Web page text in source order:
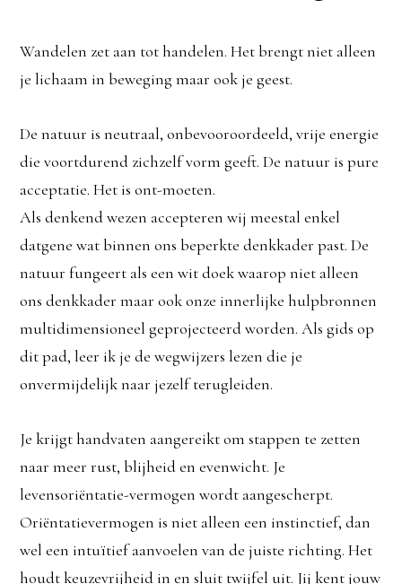
Wandelen zet aan tot handelen. Het brengt niet alleen
je lichaam in beweging maar ook je geest.
De natuur is neutraal, onbevooroordeeld, vrije energie
die voortdurend zichzelf vorm geeft. De natuur is pure
acceptatie. Het is ont-moeten.
Als denkend wezen accepteren wij meestal enkel
datgene wat binnen ons beperkte denkkader past. De
natuur fungeert als een wit doek waarop niet alleen
ons denkkader maar ook onze innerlijke hulpbronnen
multidimensioneel geprojecteerd worden. Als gids op
dit pad, leer ik je de wegwijzers lezen die je
onvermijdelijk naar jezelf terugleiden.
Je krijgt handvaten aangereikt om stappen te zetten
naar meer rust, blijheid en evenwicht. Je
levensoriëntatie-vermogen wordt aangescherpt.
Oriëntatievermogen is niet alleen een instinctief, dan
wel een intuïtief aanvoelen van de juiste richting. Het
houdt keuzevrijheid in en sluit twijfel uit. Jij kent jouw